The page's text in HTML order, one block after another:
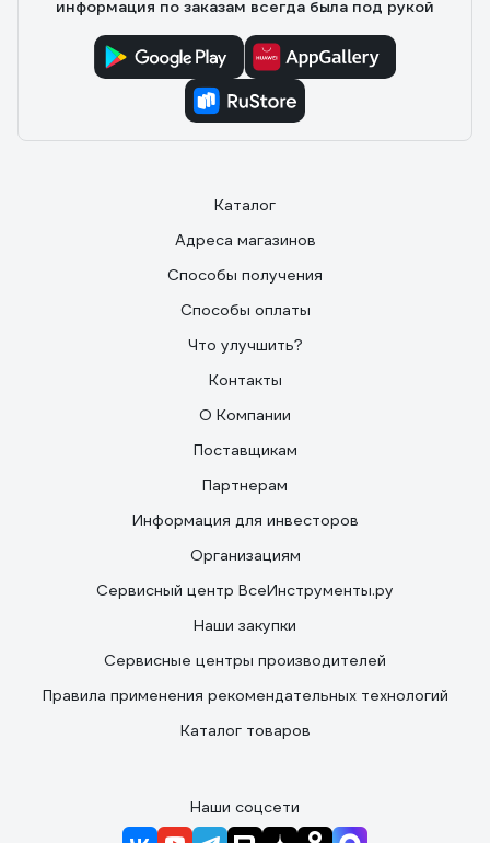
информация по заказам всегда была под рукой
Каталог
Адреса магазинов
Способы получения
Способы оплаты
Что улучшить?
Контакты
О Компании
Поставщикам
Партнерам
Информация для инвесторов
Организациям
Сервисный центр ВсеИнструменты.ру
Наши закупки
Сервисные центры производителей
Правила применения рекомендательных технологий
Каталог товаров
Наши соцсети